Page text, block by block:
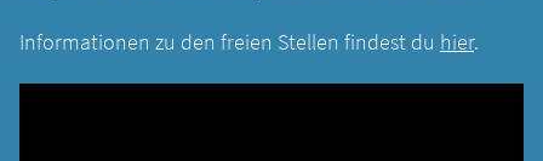
Informationen zu den freien Stellen findest du hier.